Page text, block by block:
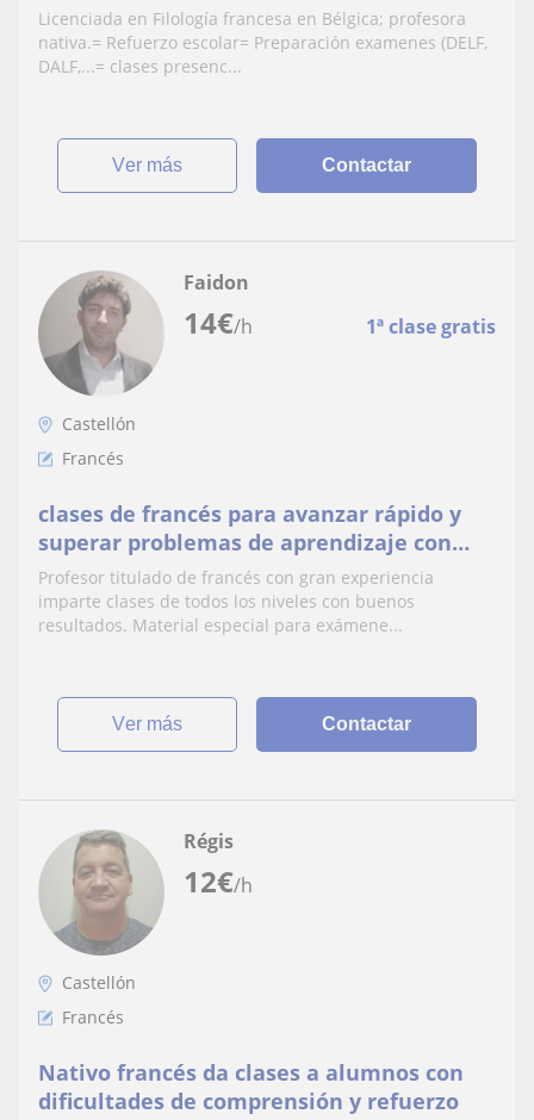
Licenciada en Filología francesa en Bélgica; profesora
nativa.= Refuerzo escolar= Preparación examenes (DELF,
DALF,...= clases presenc...
ver más Contactar
14€/h 1ª clase gratis
Faidon
Castellón
Francés
clases de francés para avanzar rápido y
superar problemas de aprendizaje con
éxito
Profesor titulado de francés con gran experiencia
imparte clases de todos los niveles con buenos
resultados. Material especial para exámene...
ver más Contactar
12€/h
Régis
Castellón
Francés
Nativo francés da clases a alumnos con
dificultades de comprensión y refuerzo